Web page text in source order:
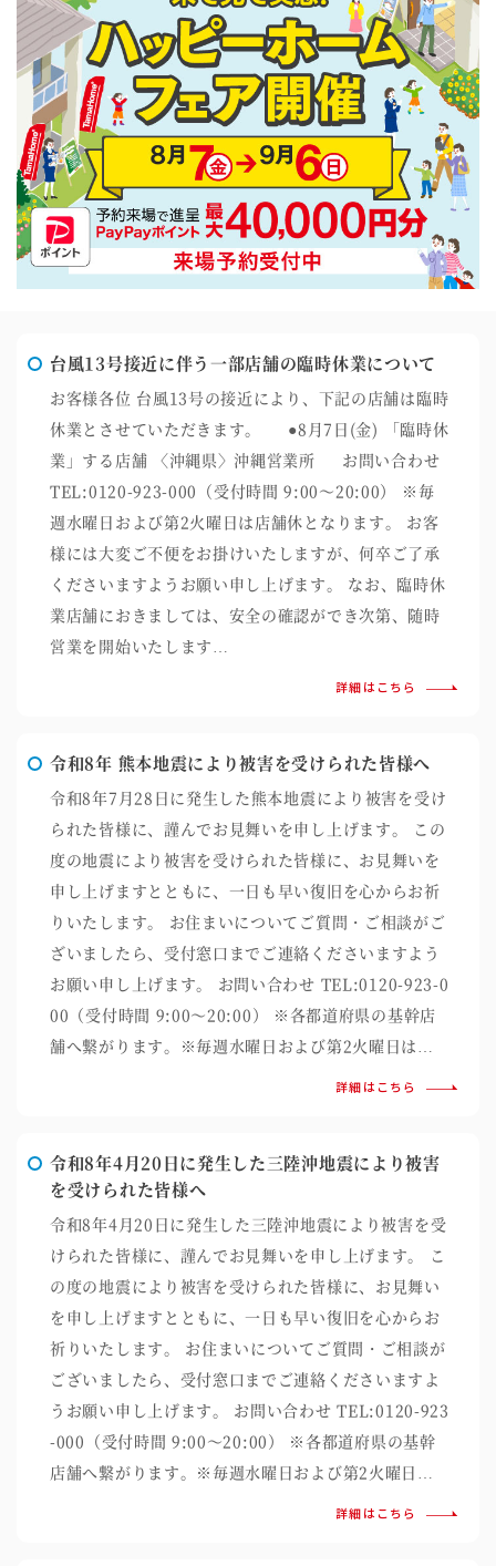
台風13号接近に伴う一部店舗の臨時休業について
お客様各位 台風13号の接近により、下記の店舗は臨時
休業とさせていただきます。 ●8月7日(金) 「臨時休
業」する店舗 〈沖縄県〉沖縄営業所 お問い合わせ
TEL:0120-923-000（受付時間 9:00～20:00） ※毎
週水曜日および第2火曜日は店舗休となります。 お客
様には大変ご不便をお掛けいたしますが、何卒ご了承
くださいますようお願い申し上げます。 なお、臨時休
業店舗におきましては、安全の確認ができ次第、随時
営業を開始いたします…
詳細はこちら
令和8年 熊本地震により被害を受けられた皆様へ
令和8年7月28日に発生した熊本地震により被害を受け
られた皆様に、謹んでお見舞いを申し上げます。 この
度の地震により被害を受けられた皆様に、お見舞いを
申し上げますとともに、一日も早い復旧を心からお祈
りいたします。 お住まいについてご質問・ご相談がご
ざいましたら、受付窓口までご連絡くださいますよう
お願い申し上げます。 お問い合わせ TEL:0120-923-0
00（受付時間 9:00～20:00） ※各都道府県の基幹店
舗へ繋がります。※毎週水曜日および第2火曜日は…
詳細はこちら
令和8年4月20日に発生した三陸沖地震により被害
を受けられた皆様へ
令和8年4月20日に発生した三陸沖地震により被害を受
けられた皆様に、謹んでお見舞いを申し上げます。 こ
の度の地震により被害を受けられた皆様に、お見舞い
を申し上げますとともに、一日も早い復旧を心からお
祈りいたします。 お住まいについてご質問・ご相談が
ございましたら、受付窓口までご連絡くださいますよ
うお願い申し上げます。 お問い合わせ TEL:0120-923
-000（受付時間 9:00～20:00） ※各都道府県の基幹
店舗へ繋がります。※毎週水曜日および第2火曜日…
詳細はこちら